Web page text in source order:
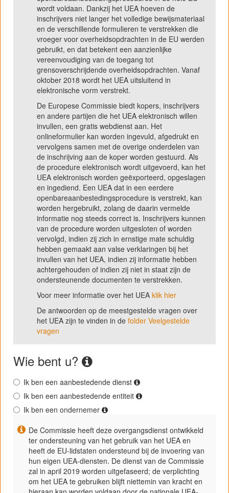
wordt voldaan. Dankzij het UEA hoeven de
inschrijvers niet langer het volledige bewijsmateriaal
en de verschillende formulieren te verstrekken die
vroeger voor overheidsopdrachten in de EU werden
gebruikt, en dat betekent een aanzienlijke
vereenvoudiging van de toegang tot
grensoverschrijdende overheidsopdrachten. Vanaf
oktober 2018 wordt het UEA uitsluitend in
elektronische vorm verstrekt.
De Europese Commissie biedt kopers, inschrijvers
en andere partijen die het UEA elektronisch willen
invullen, een gratis webdienst aan. Het
onlineformulier kan worden ingevuld, afgedrukt en
vervolgens samen met de overige onderdelen van
de inschrijving aan de koper worden gestuurd. Als
de procedure elektronisch wordt uitgevoerd, kan het
UEA elektronisch worden geëxporteerd, opgeslagen
en ingediend. Een UEA dat in een eerdere
openbareaanbestedingsprocedure is verstrekt, kan
worden hergebruikt, zolang de daarin vermelde
informatie nog steeds correct is. Inschrijvers kunnen
van de procedure worden uitgesloten of worden
vervolgd, indien zij zich in ernstige mate schuldig
hebben gemaakt aan valse verklaringen bij het
invullen van het UEA, indien zij informatie hebben
achtergehouden of indien zij niet in staat zijn de
ondersteunende documenten te verstrekken.
Voor meer informatie over het UEA klik hier
De antwoorden op de meestgestelde vragen over
het UEA zijn te vinden in de folder Veelgestelde
vragen
Wie bent u?
Ik ben een aanbestedende dienst
Ik ben een aanbestedende entiteit
Ik ben een ondernemer
De Commissie heeft deze overgangsdienst ontwikkeld
ter ondersteuning van het gebruik van het UEA en
heeft de EU-lidstaten ondersteund bij de invoering van
hun eigen UEA-diensten. De dienst van de Commissie
zal in april 2019 worden uitgefaseerd; de verplichting
om het UEA te gebruiken blijft niettemin van kracht en